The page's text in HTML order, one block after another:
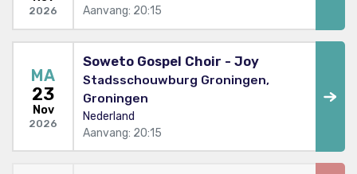
2026
Aanvang: 20:15
MA
23
Nov
2026
Soweto Gospel Choir - Joy
Stadsschouwburg Groningen,
Groningen
Nederland
Aanvang: 20:15